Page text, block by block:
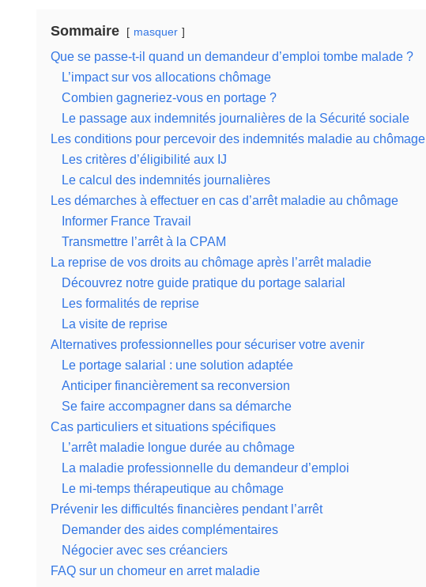
Sommaire masquer
Que se passe-t-il quand un demandeur d’emploi tombe malade ?
L’impact sur vos allocations chômage
Combien gagneriez-vous en portage ?
Le passage aux indemnités journalières de la Sécurité sociale
Les conditions pour percevoir des indemnités maladie au chômage
Les critères d’éligibilité aux IJ
Le calcul des indemnités journalières
Les démarches à effectuer en cas d’arrêt maladie au chômage
Informer France Travail
Transmettre l’arrêt à la CPAM
La reprise de vos droits au chômage après l’arrêt maladie
Découvrez notre guide pratique du portage salarial
Les formalités de reprise
La visite de reprise
Alternatives professionnelles pour sécuriser votre avenir
Le portage salarial : une solution adaptée
Anticiper financièrement sa reconversion
Se faire accompagner dans sa démarche
Cas particuliers et situations spécifiques
L’arrêt maladie longue durée au chômage
La maladie professionnelle du demandeur d’emploi
Le mi-temps thérapeutique au chômage
Prévenir les difficultés financières pendant l’arrêt
Demander des aides complémentaires
Négocier avec ses créanciers
FAQ sur un chomeur en arret maladie